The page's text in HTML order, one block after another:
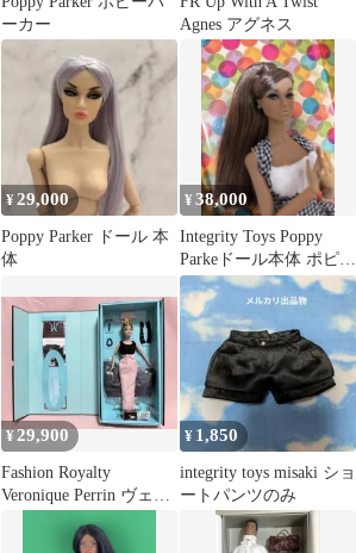
ーカー
Agnes アグネス
¥29,000
Poppy Parker ドール 本
体
¥38,000
Integrity Toys Poppy
Parkeドール本体 ポピー
パーカー
¥29,900
Fashion Royalty
Veronique Perrin ヴェロ
¥ 1,850
integrity toys misaki ショ
ートパンツのみ